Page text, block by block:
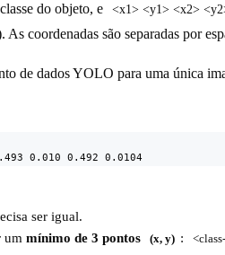
do objeto, e <x1> <y1> <x2>
coordenadas são separadas por
de dados YOLO para uma única
0.010 0.492 0.0104
ser igual.
um mínimo de 3 pontos (x, y) :